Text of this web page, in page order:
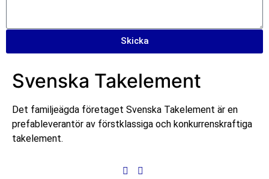
Skicka
Svenska Takelement
Det familjeägda företaget Svenska Takelement är en
prefableverantör av förstklassiga och konkurrenskraftiga
takelement.